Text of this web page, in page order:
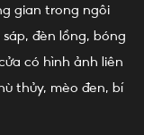
gian trong ngôi
đèn lồng, bóng
có hình ảnh liên
thủy, mèo đen, bí